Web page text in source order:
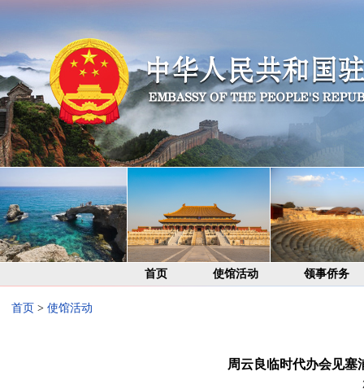
首页 使馆活动 领事侨务
首页 > 使馆活动
周云良临时代办会见塞